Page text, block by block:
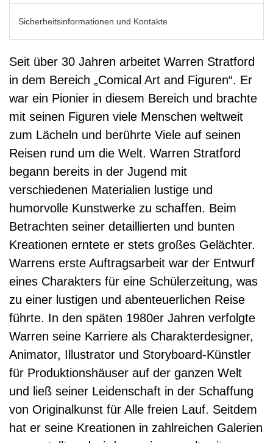
Sicherheitsinformationen und Kontakte
Seit über 30 Jahren arbeitet Warren Stratford
in dem Bereich „Comical Art and Figuren“. Er
war ein Pionier in diesem Bereich und brachte
mit seinen Figuren viele Menschen weltweit
zum Lächeln und berührte Viele auf seinen
Reisen rund um die Welt. Warren Stratford
begann bereits in der Jugend mit
verschiedenen Materialien lustige und
humorvolle Kunstwerke zu schaffen. Beim
Betrachten seiner detaillierten und bunten
Kreationen erntete er stets großes Gelächter.
Warrens erste Auftragsarbeit war der Entwurf
eines Charakters für eine Schülerzeitung, was
zu einer lustigen und abenteuerlichen Reise
führte. In den späten 1980er Jahren verfolgte
Warren seine Karriere als Charakterdesigner,
Animator, Illustrator und Storyboard-Künstler
für Produktionshäuser auf der ganzen Welt
und ließ seiner Leidenschaft in der Schaffung
von Originalkunst für Alle freien Lauf. Seitdem
hat er seine Kreationen in zahlreichen Galerien